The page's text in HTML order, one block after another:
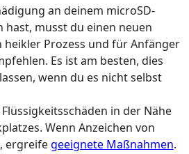
an deinem microSD-
hast, musst du einen neuen
heikler Prozess und für Anfänger
Es ist am besten, dies
wenn du es nicht selbst
in der Nähe
Wenn Anzeichen von
ergreifegeeignete Maßnahmen.